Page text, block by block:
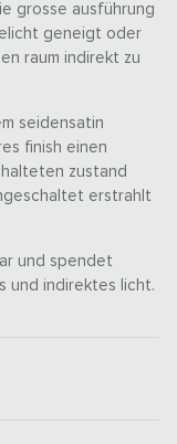
grosse ausführung
geneigt oder
raum indirekt zu
seidensatin
finish einen
zustand
erstrahlt
und spendet
und indirektes licht.